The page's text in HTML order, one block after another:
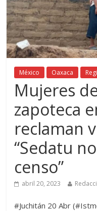
México Oaxaca
Mujeres
zapoteca
reclaman
“Sedatu
censo”
abril 20, 2023
#Juchitán 20 Abr